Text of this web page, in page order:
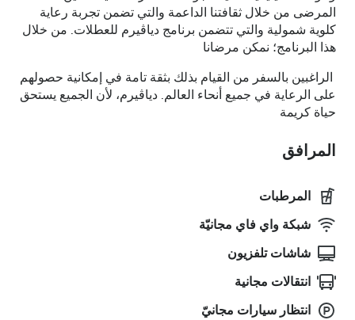
المرضى من خلال ثقافتنا الداعمة والتي تضمن تجربة رعاية
كلوية شمولية والتي تتضمن برنامج دياڤيرم للعطلات. من خلال
هذا البرنامج؛ نمكن مرضانا
الراغبين بالسفر من القيام بذلك بثقة تامة في إمكانية حصولهم
على الرعاية في جميع أنحاء العالم. دياڤيرم، لأن الجميع يستحق
حياة كريمة
المرافق
المرطبات
شبكة واي فاي مجانيّة
شاشات تلفزيون
انتقالات مجانية
انتظار سيارات مجانيّ